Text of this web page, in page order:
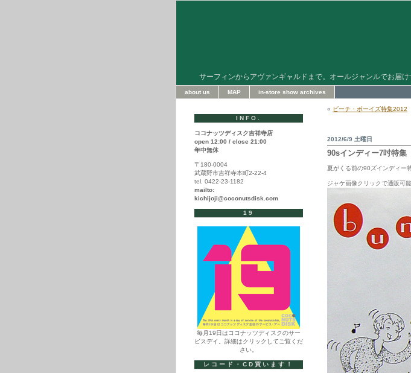
サーフィンからアヴァンギャルドまで。オールジャンルでお届
about us MAP in-store show archives
« ビーチ・ボーイズ特集2012
2012/6/9 土曜日
90sインディー7吋特
夏がくる前の90ズインディー
ジャケ画像クリックで通販可
INFO.
ココナッツディスク吉祥寺店
open 12:00 / close 21:00
年中無休
〒180-0004
武蔵野市吉祥寺本町2-22-4
tel. 0422-23-1182
mailto:
kichijoji@coconutsdisk.com
19
毎月19日はココナッツディスクのサー
ビスデイ。詳細はクリックしてご覧くだ
さい。
レコード・CD買います！